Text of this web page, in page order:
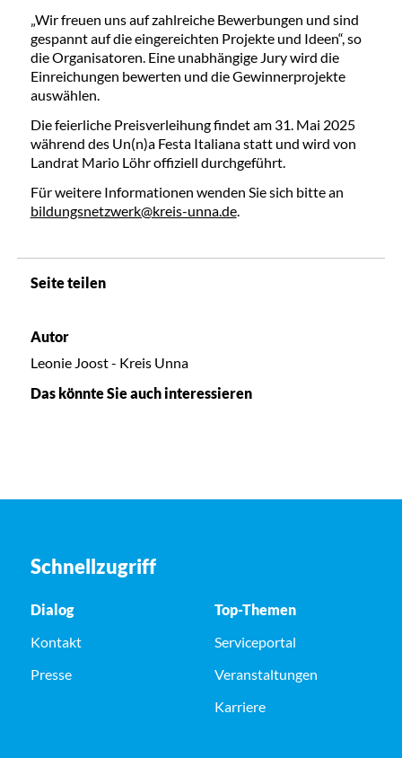
„Wir freuen uns auf zahlreiche Bewerbungen und sind
gespannt auf die eingereichten Projekte und Ideen“, so
die Organisatoren. Eine unabhängige Jury wird die
Einreichungen bewerten und die Gewinnerprojekte
auswählen.
Die feierliche Preisverleihung findet am 31. Mai 2025
während des Un(n)a Festa Italiana statt und wird von
Landrat Mario Löhr offiziell durchgeführt.
Für weitere Informationen wenden Sie sich bitte an
bildungsnetzwerk@kreis-unna.de.
Seite teilen
Autor
Leonie Joost - Kreis Unna
Das könnte Sie auch interessieren
Schnellzugriff
Dialog
Kontakt
Presse
Top-Themen
Serviceportal
Veranstaltungen
Karriere